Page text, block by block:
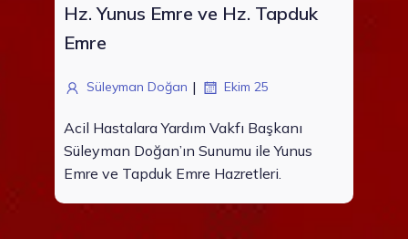
Hz. Yunus Emre ve Hz. Tapduk
Emre
Süleyman Doğan | Ekim 25
Acil Hastalara Yardım Vakfı Başkanı
Süleyman Doğan’ın Sunumu ile Yunus
Emre ve Tapduk Emre Hazretleri.